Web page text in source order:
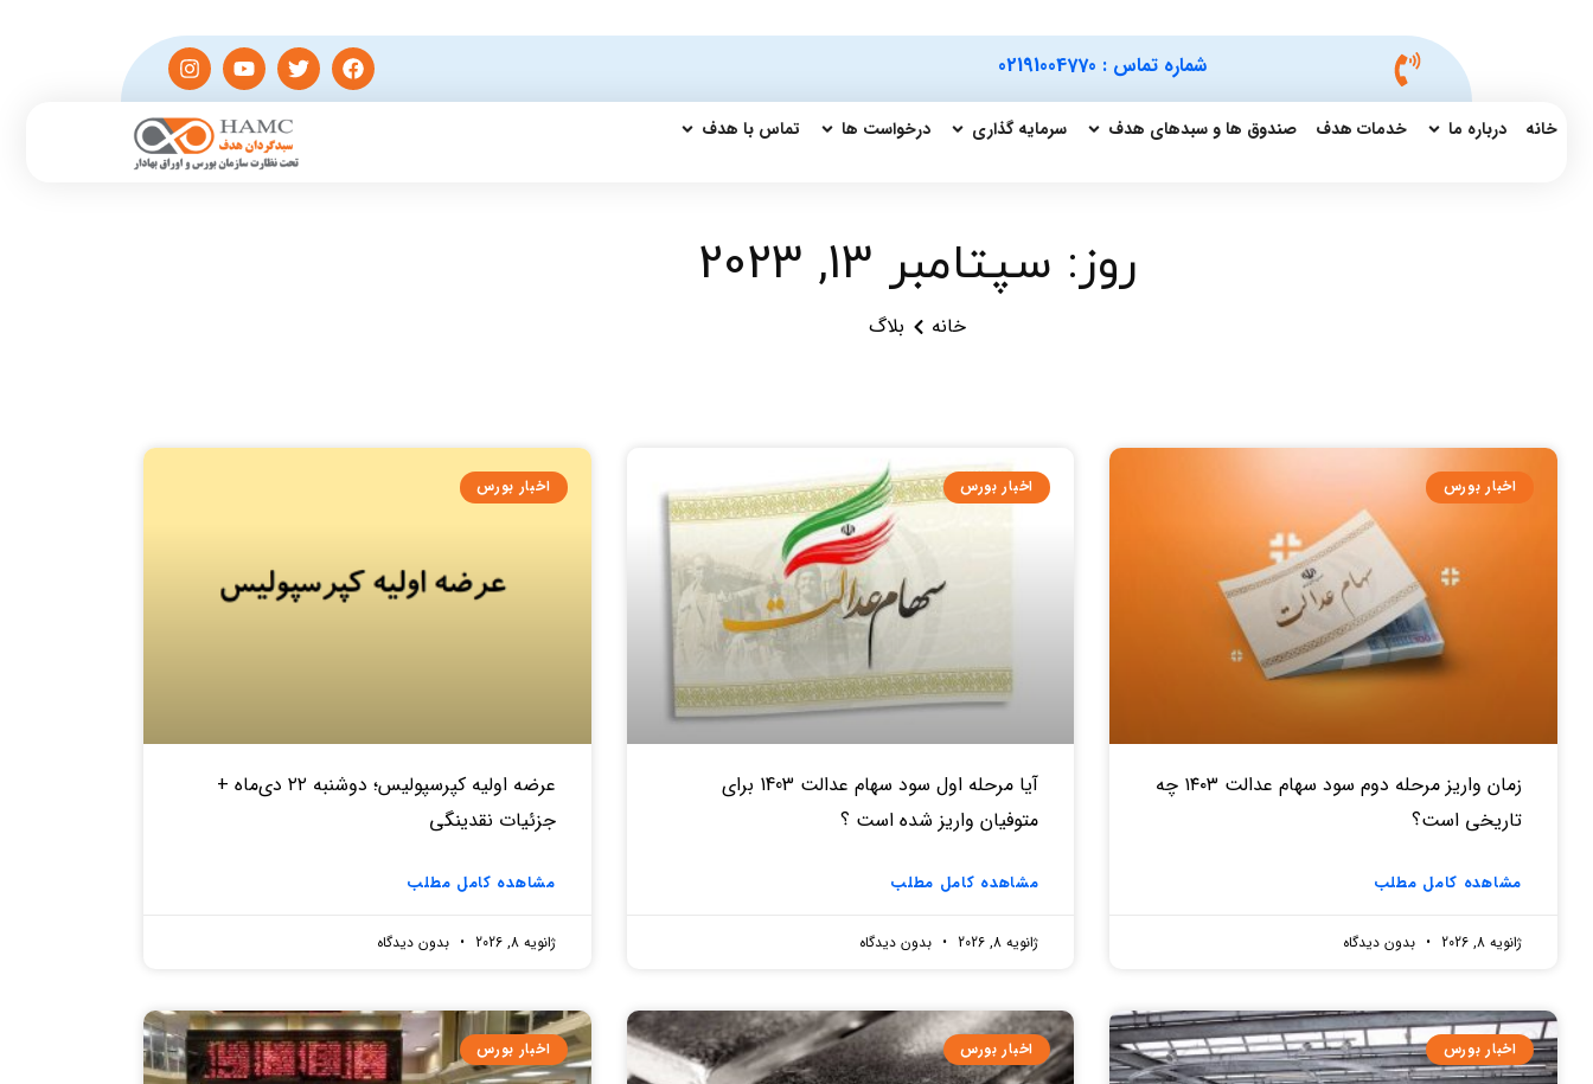
شماره تماس : 02191004770
خانه درباره ما خدمات هدف صندوق ها و سبدهای هدف سرمایه گذاری درخواست ها تماس با هدف
روز: سپتامبر 13, 2023
خانه بلاگ
اخبار بورس
زمان واریز مرحله دوم سود سهام عدالت ۱۴۰۳ چه
تاریخی است؟
مشاهده کامل مطلب
ژانویه 8, 2026 بدون دیدگاه
اخبار بورس
آیا مرحله اول سود سهام عدالت 1403 برای
متوفیان واریز شده است ؟
مشاهده کامل مطلب
ژانویه 8, 2026 بدون دیدگاه
اخبار بورس
عرضه اولیه کپرسپولیس؛ دوشنبه ۲۲ دی‌ماه +
جزئیات نقدینگی
مشاهده کامل مطلب
ژانویه 8, 2026 بدون دیدگاه
اخبار بورس اخبار بورس اخبار بورس